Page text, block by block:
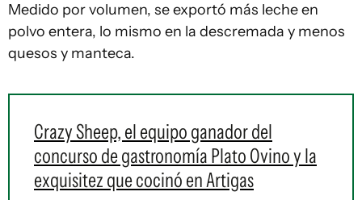
Medido por volumen, se exportó más leche en
polvo entera, lo mismo en la descremada y menos
quesos y manteca.
Crazy Sheep, el equipo ganador del
concurso de gastronomía Plato Ovino y la
exquisitez que cocinó en Artigas